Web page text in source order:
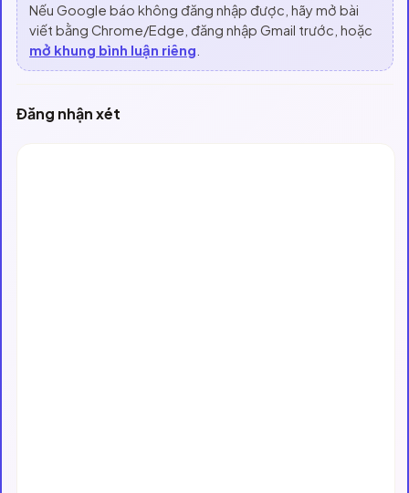
Nếu Google báo không đăng nhập được, hãy mở bài
viết bằng Chrome/Edge, đăng nhập Gmail trước, hoặc
mở khung bình luận riêng
Đăng nhận xét